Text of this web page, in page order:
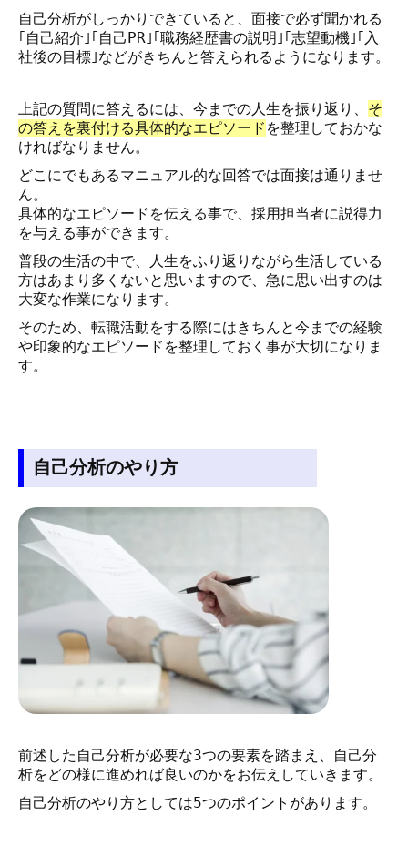
自己分析がしっかりできていると、面接で必ず聞かれる
｢自己紹介｣｢自己PR｣｢職務経歴書の説明｣｢志望動機｣｢入
社後の目標｣などがきちんと答えられるようになります。
上記の質問に答えるには、今までの人生を振り返り、 そ
の答えを裏付ける具体的なエピソード を整理しておかな
ければなりません。
どこにでもあるマニュアル的な回答では面接は通りませ
ん。
具体的なエピソードを伝える事で、採用担当者に説得力
を与える事ができます。
普段の生活の中で、人生をふり返りながら生活している
方はあまり多くないと思いますので、急に思い出すのは
大変な作業になります。
そのため、転職活動をする際にはきちんと今までの経験
や印象的なエピソードを整理しておく事が大切になりま
す。
自己分析のやり方
前述した自己分析が必要な3つの要素を踏まえ、自己分
析をどの様に進めれば良いのかをお伝えしていきます。
自己分析のやり方としては5つのポイントがあります。